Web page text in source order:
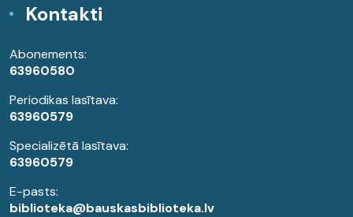
Kontakti
Abonements:
63960580
Periodikas lasītava:
63960579
Specializētā lasītava:
63960579
E-pasts:
biblioteka@bauskasbiblioteka.lv